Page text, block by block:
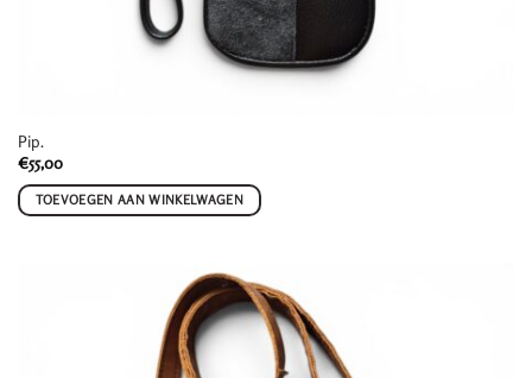
Pip.
€55,00
TOEVOEGEN AAN WINKELWAGEN